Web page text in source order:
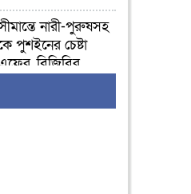
নারী-পুরুষসহ
পুশইনের চেষ্টা
বিজিবির